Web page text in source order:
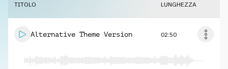
TITOLO LUNGHEZZA
Alternative Theme Version 02:50